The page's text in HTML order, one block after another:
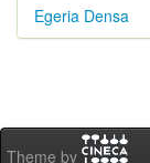
Egeria Densa
Theme by